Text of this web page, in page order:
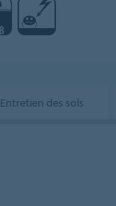
Entretien des sols